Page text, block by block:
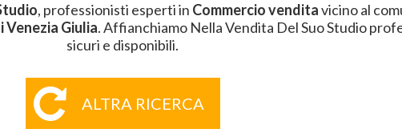
, professionisti esperti in Commercio venditavicino al
Venezia Giulia. Affianchiamo Nella Vendita Del Suo Studio
sicuri e disponibili.
ALTRA RICERCA